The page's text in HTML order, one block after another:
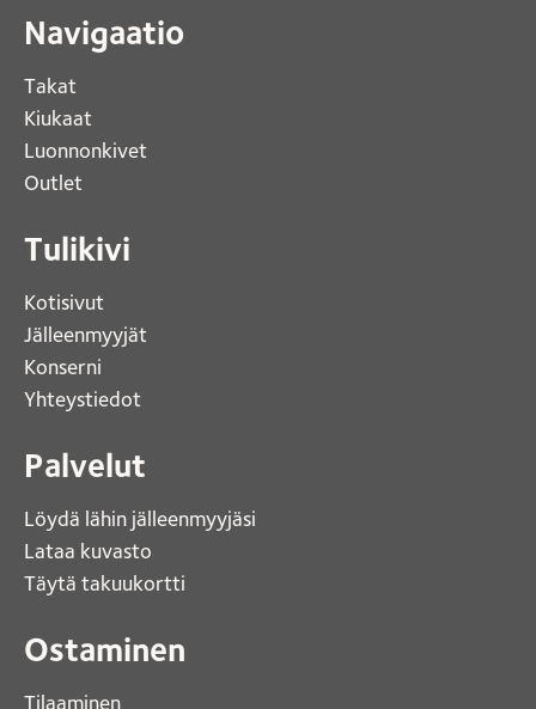
Navigaatio
Takat
Kiukaat
Luonnonkivet
Outlet
Tulikivi
Kotisivut
Jälleenmyyjät
Konserni
Yhteystiedot
Palvelut
Löydä lähin jälleenmyyjäsi
Lataa kuvasto
Täytä takuukortti
Ostaminen
Tilaaminen